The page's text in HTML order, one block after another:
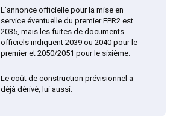
L’annonce officielle pour la mise en
service éventuelle du premier EPR2 est
2035, mais les fuites de documents
officiels indiquent 2039 ou 2040 pour le
premier et 2050/2051 pour le sixième.
Le coût de construction prévisionnel a
déjà dérivé, lui aussi.